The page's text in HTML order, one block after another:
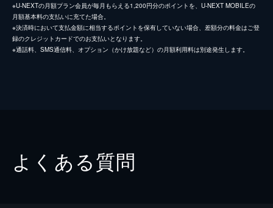
※U-NEXTの月額プラン会員が毎月もらえる1,200円分のポイントを、U-NEXT MOBILEの
月額基本料の支払いに充てた場合。
※決済時において支払金額に相当するポイントを保有していない場合、差額分の料金はご登
録のクレジットカードでのお支払いとなります。
※通話料、SMS通信料、オプション（かけ放題など）の月額利用料は別途発生します。
よくある質問